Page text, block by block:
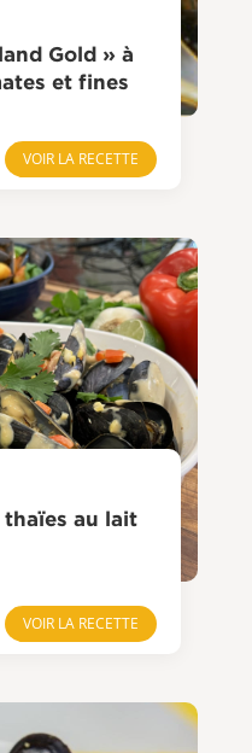
Gold » à
et fines
VOIR LA RECETTE
thaïes au lait
VOIR LA RECETTE